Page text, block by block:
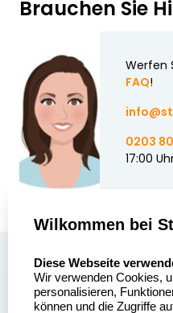
Brauchen Sie
Werfen
FAQ!
0203
17:00
Stempelgestalten.de
Asterlager Straße 97
Wilkommen bei
Diese Webseite
Wir verwenden Cookies,
personalisieren,
können und die Zugriffe